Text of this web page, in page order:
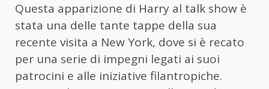
Questa apparizione di Harry al talk show è
stata una delle tante tappe della sua
recente visita a New York, dove si è recato
per una serie di impegni legati ai suoi
patrocini e alle iniziative filantropiche.